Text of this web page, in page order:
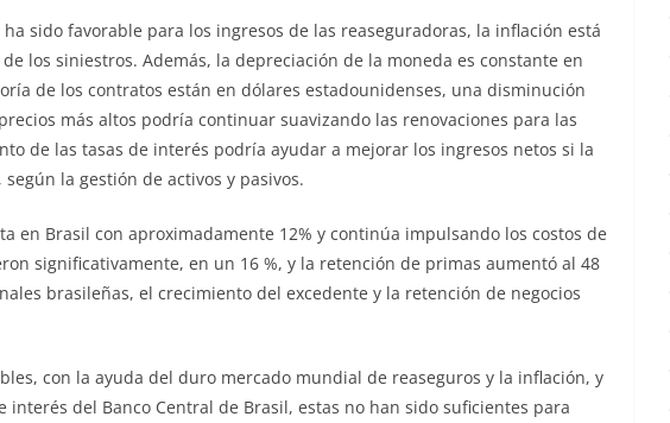
sido favorable para los ingresos de las reaseguradoras, la inflación está
los siniestros. Además, la depreciación de la moneda es constante en
de los contratos están en dólares estadounidenses, una disminución
más altos podría continuar suavizando las renovaciones para las
de las tasas de interés podría ayudar a mejorar los ingresos netos si la
la gestión de activos y pasivos.
en Brasil con aproximadamente 12% y continúa impulsando los costos de
significativamente, en un 16 %, y la retención de primas aumentó al 48
brasileñas, el crecimiento del excedente y la retención de negocios
con la ayuda del duro mercado mundial de reaseguros y la inflación, y
interés del Banco Central de Brasil, estas no han sido suficientes para